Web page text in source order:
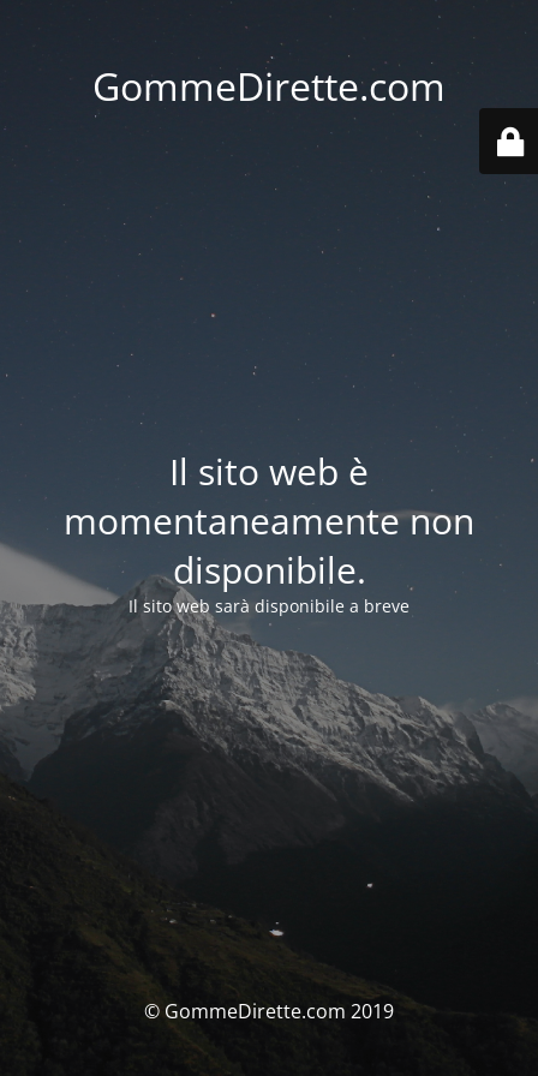
GommeDirette.com
Il sito web è
momentaneamente non
disponibile.
Il sito web sarà disponibile a breve
© GommeDirette.com 2019